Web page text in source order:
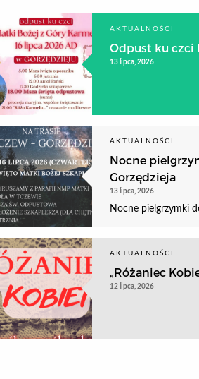
AKTUALNOŚCI
Odpust ku czci
13 lipca, 2026
AKTUALNOŚCI
Nocne
Gorzędzieja
13 lipca, 2026
Nocne pielgrzymki
AKTUALNOŚCI
„Różaniec
12 lipca, 2026